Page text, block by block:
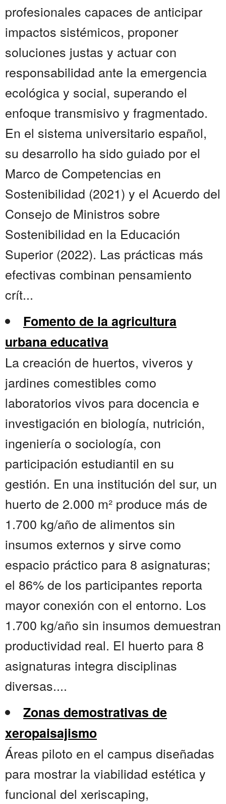
profesionales capaces de anticipar
impactos sistémicos, proponer
soluciones justas y actuar con
responsabilidad ante la emergencia
ecológica y social, superando el
enfoque transmisivo y fragmentado.
En el sistema universitario español,
su desarrollo ha sido guiado por el
Marco de Competencias en
Sostenibilidad (2021) y el Acuerdo del
Consejo de Ministros sobre
Sostenibilidad en la Educación
Superior (2022). Las prácticas más
efectivas combinan pensamiento
crít...
Fomento de la agricultura
urbana educativa
La creación de huertos, viveros y
jardines comestibles como
laboratorios vivos para docencia e
investigación en biología, nutrición,
ingeniería o sociología, con
participación estudiantil en su
gestión. En una institución del sur, un
huerto de 2.000 m² produce más de
1.700 kg/año de alimentos sin
insumos externos y sirve como
espacio práctico para 8 asignaturas;
el 86% de los participantes reporta
mayor conexión con el entorno. Los
1.700 kg/año sin insumos demuestran
productividad real. El huerto para 8
asignaturas integra disciplinas
diversas....
Zonas demostrativas de
xeropaisajismo
Áreas piloto en el campus diseñadas
para mostrar la viabilidad estética y
funcional del xeriscaping,